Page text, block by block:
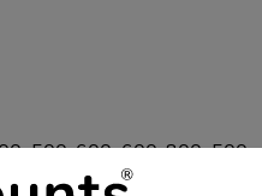
600x600, 800x500,
1200x600 mm